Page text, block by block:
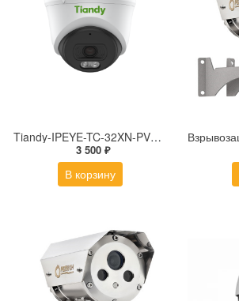
Tiandy-IPEYE-TC-32XN-PVZ 2Мп купольная «турель» IP камера с фиксированным объективом, серия SPARK со встроенным агентом IPEYE для ПВЗ
3 500 ₽
В корзину